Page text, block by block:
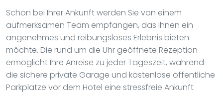
Schon bei Ihrer Ankunft werden Sie von einem
aufmerksamen Team empfangen, das Ihnen ein
angenehmes und reibungsloses Erlebnis bieten
möchte. Die rund um die Uhr geöffnete Rezeption
ermöglicht Ihre Anreise zu jeder Tageszeit, während
die sichere private Garage und kostenlose öffentliche
Parkplätze vor dem Hotel eine stressfreie Ankunft